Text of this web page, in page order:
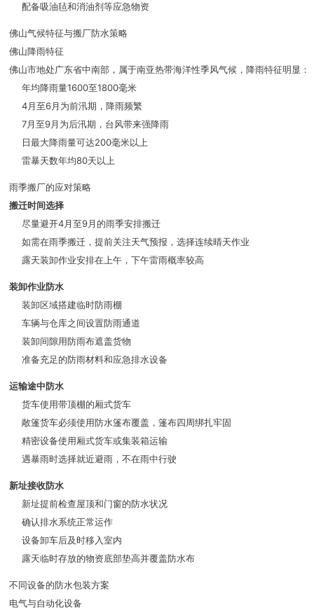
配备吸油毡和消油剂等应急物资
佛山气候特征与搬厂防水策略
佛山降雨特征
佛山市地处广东省中南部，属于南亚热带海洋性季风气候，降雨特征明显：
年均降雨量1600至1800毫米
4月至6月为前汛期，降雨频繁
7月至9月为后汛期，台风带来强降雨
日最大降雨量可达200毫米以上
雷暴天数年均80天以上
雨季搬厂的应对策略
搬迁时间选择
尽量避开4月至9月的雨季安排搬迁
如需在雨季搬迁，提前关注天气预报，选择连续晴天作业
露天装卸作业安排在上午，下午雷雨概率较高
装卸作业防水
装卸区域搭建临时防雨棚
车辆与仓库之间设置防雨通道
装卸间隙用防雨布遮盖货物
准备充足的防雨材料和应急排水设备
运输途中防水
货车使用带顶棚的厢式货车
敞篷货车必须使用防水篷布覆盖，篷布四周绑扎牢固
精密设备使用厢式货车或集装箱运输
遇暴雨时选择就近避雨，不在雨中行驶
新址接收防水
新址提前检查屋顶和门窗的防水状况
确认排水系统正常运作
设备卸车后及时移入室内
露天临时存放的物资底部垫高并覆盖防水布
不同设备的防水包装方案
电气与自动化设备